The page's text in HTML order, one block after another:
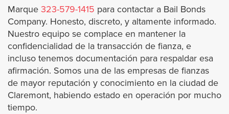
Bell
Bellflower
Bell Gardens
Beverly Hills
Marque 323-579-1415 para contactar a Bail Bonds
Company. Honesto, discreto, y altamente informado.
Nuestro equipo se complace en mantener la
confidencialidad de la transacción de fianza, e
incluso tenemos documentación para respaldar esa
afirmación. Somos una de las empresas de fianzas
de mayor reputación y conocimiento en la ciudad de
Claremont, habiendo estado en operación por mucho
tiempo.